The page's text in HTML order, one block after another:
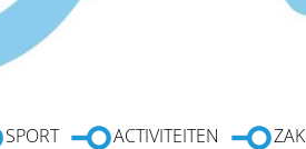
SPORT ACTIVITEITEN